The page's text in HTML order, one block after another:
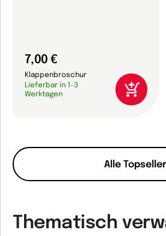
Alle Topseller
7,00 €
Klappenbroschur
Lieferbar in 1-3
Werktagen
Thematisch